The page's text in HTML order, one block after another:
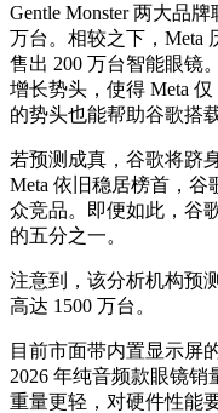
Gentle Monster 两大品
万台。相较之下，Meta
售出 200 万台智能眼镜
增长势头，使得 Meta
的势头也能帮助谷歌搭
若预测成真，谷歌将跻
Meta 依旧稳居榜首，谷
众竞品。即便如此，谷
的五分之一。
注意到，该分析机构预
高达 1500 万台。
目前市面带内置显示屏
2026 年纯音频款眼镜销
重量更轻，对硬件性能